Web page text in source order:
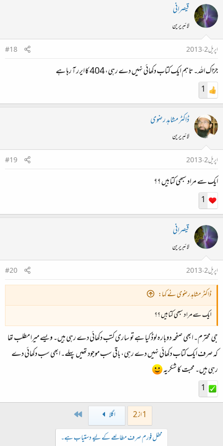
قیصرانی
لائبریرین
اپریل 2، 2013
#18
جزاک اللہ۔ تاہم ایک کتاب دکھائی نہیں دے رہی، 404 کا ایرر آ رہا ہے
1
ڈاکٹر مشاہد رضوی
لائبریرین
اپریل 2، 2013
#19
ایک سے مراد سبھی کتابیں ؟؟
1
قیصرانی
لائبریرین
اپریل 2، 2013
#20
ڈاکٹر مشاہد رضوی نے کہا:
ایک سے مراد سبھی کتابیں ؟؟
جی محترم۔ ابھی صفحہ دوبارہ لوڈ کیا ہے تو ساری کتب دکھائی دے رہی ہیں۔ ویسے میرا مطلب تھا
کہ صرف ایک کتاب دکھائی نہیں دے رہی، باقی سب موجود تھیں پہلے۔ ابھی سب دکھائی دے
رہی ہیں۔ محبت کا شکریہ
1
1 از 2
اگلا
محفل فورم صرف مطالعے کے لیے دستیاب ہے۔